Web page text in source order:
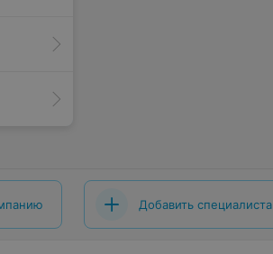
Добавить специалиста